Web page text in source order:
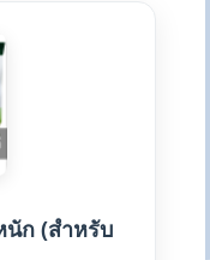
นัก (สำหรับ